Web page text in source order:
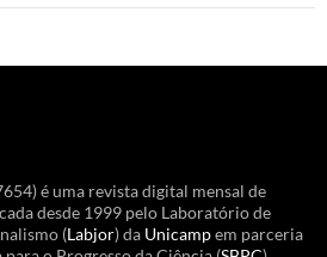
é uma revista digital mensal de
desde 1999 pelo Laboratório de
(Labjor) da Unicampem parceria